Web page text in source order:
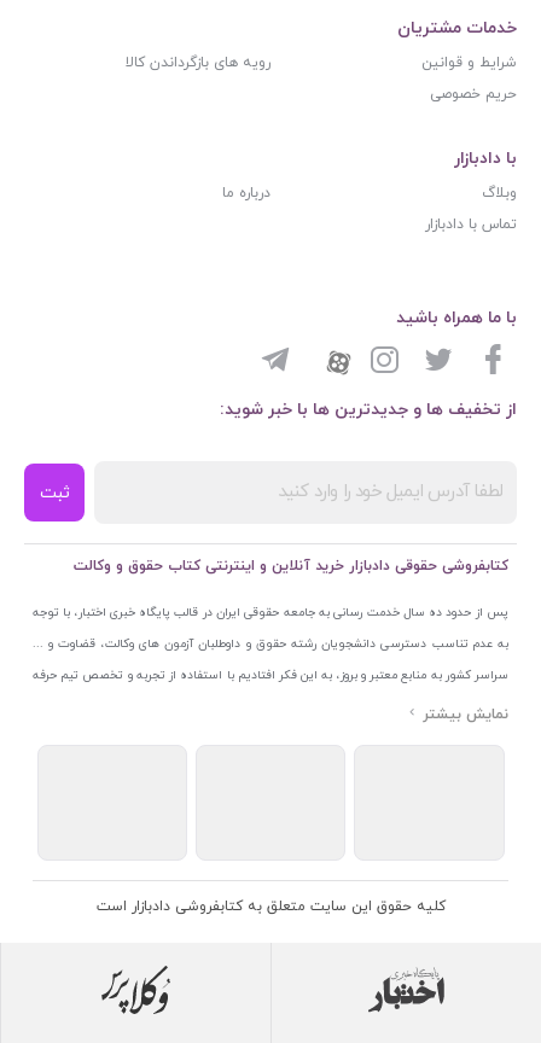
خدمات مشتریان
شرایط و قوانین
رویه های بازگرداندن کالا
حریم خصوصی
با دادبازار
وبلاگ
درباره ما
تماس با دادبازار
از تخفیف ها و جدیدترین ها با خبر شوید:
ثبت
با ما همراه باشید
کتابفروشی حقوقی دادبازار خرید آنلاین و اینترنتی کتاب حقوق و وکالت
پس از حدود ده سال خدمت رسانی به جامعه حقوقی ایران در قالب پایگاه خبری اختبار، با توجه
به عدم تناسب دسترسی دانشجویان رشته حقوق و داوطلبان آزمون های وکالت، قضاوت و ...
سراسر کشور به منابع معتبر و بروز، به این فکر افتادیم با استفاده از تجربه و تخصص تیم حرفه
ای اختبار خدمتی جدید به جامعه حقوقی ایران ارائه کنیم. به این منظور با راه اندازی و تجهیز
اتحادیه ناشران و کتابفروشان تهران به منظور ارائه مطمئن ترین خدمات مجموعه بسیار کامل و
معتبری از کتاب های حقوقی را به علاقمندان عرضه کرده ایم. علاوه بر این با بهره گیری از فناوری
اندازی کردیم تا علاقمندان بتوانند با اطمینان کافی و به اتکای اعتبار این مجموعه قدیمی کتاب و
کلیه حقوق این سایت متعلق به کتابفروشی دادبازار است